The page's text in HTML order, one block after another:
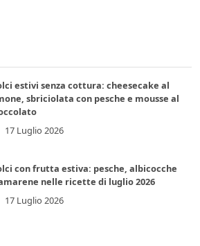
estivi senza cottura: cheesecake al
sbriciolata con pesche e mousse al
17 Luglio 2026
con frutta estiva: pesche, albicocche
nelle ricette di luglio 2026
17 Luglio 2026